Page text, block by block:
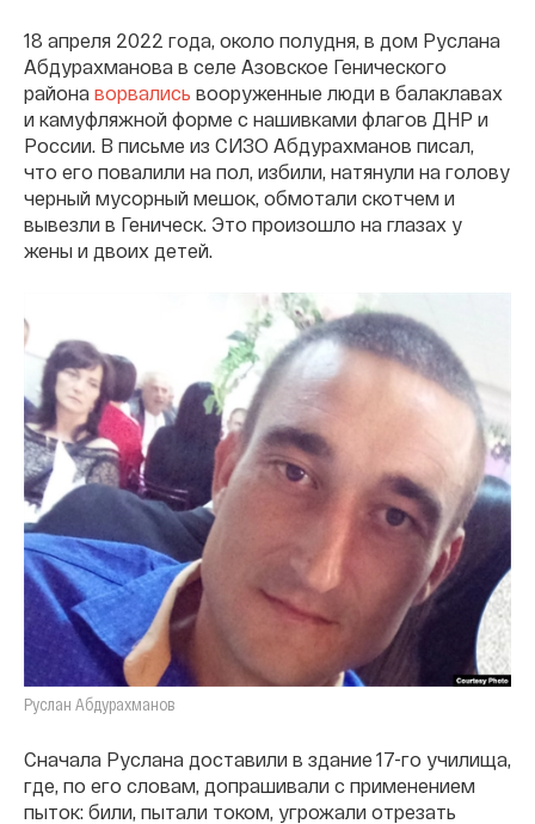
18 апреля 2022 года, около полудня, в дом Руслана
Абдурахманова в селе Азовское Генического
района ворвались вооруженные люди в балаклавах
и камуфляжной форме с нашивками флагов ДНР и
России. В письме из СИЗО Абдурахманов писал,
что его повалили на пол, избили, натянули на голову
черный мусорный мешок, обмотали скотчем и
вывезли в Геническ. Это произошло на глазах у
жены и двоих детей.
Руслан Абдурахманов
Сначала Руслана доставили в здание 17-го училища,
где, по его словам, допрашивали с применением
пыток: били, пытали током, угрожали отрезать